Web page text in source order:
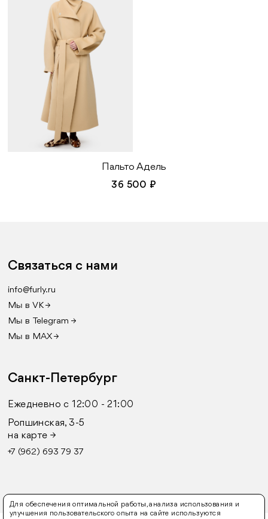
Пальто Адель
36 500 ₽
Связаться с нами
info@furly.ru
Мы в VK →
Мы в Telegram →
Мы в MAX →
Санкт-Петербург
Ежедневно с 12:00 - 21:00
Ропшинская, 3-5
на карте →
+7 (962) 693 79 37
Для обеспечения оптимальной работы, анализа использования и
улучшения пользовательского опыта на сайте используются